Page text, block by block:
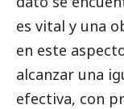
es vital y una
en este
alcanzar una
efectiva, con